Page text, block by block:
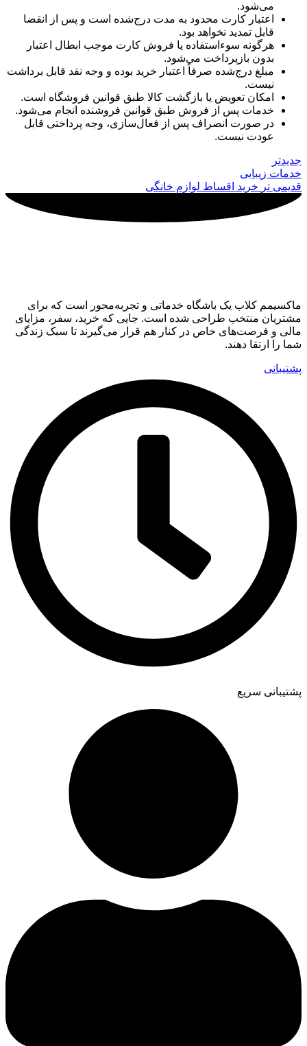
می‌شود.
اعتبار کارت محدود به مدت درج‌شده است و پس از انقضا
قابل تمدید نخواهد بود.
هرگونه سوءاستفاده یا فروش کارت موجب ابطال اعتبار
بدون بازپرداخت می‌شود.
مبلغ درج‌شده صرفاً اعتبار خرید بوده و وجه نقد قابل برداشت
نیست.
امکان تعویض یا بازگشت کالا طبق قوانین فروشگاه است.
خدمات پس از فروش طبق قوانین فروشنده انجام می‌شود.
در صورت انصراف پس از فعال‌سازی، وجه پرداختی قابل
عودت نیست.
جدیدتر
خدمات زیبایی
قدیمی تر خرید اقساط لوازم خانگی
ماکسیمم کلاب یک باشگاه خدماتی و تجربه‌محور است که برای
مشتریان منتخب طراحی شده است. جایی که خرید، سفر، مزایای
مالی و فرصت‌های خاص در کنار هم قرار می‌گیرند تا سبک زندگی
شما را ارتقا دهند.
پشتیبانی
پشتیبانی سریع